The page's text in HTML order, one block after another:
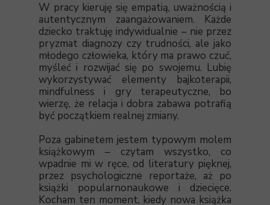
W pracy kieruję się empatią, uważnością i
autentycznym zaangażowaniem. Każde
dziecko traktuję indywidualnie – nie przez
pryzmat diagnozy czy trudności, ale jako
młodego człowieka, który ma prawo czuć,
myśleć i rozwijać się po swojemu. Lubię
wykorzystywać elementy bajkoterapii,
mindfulness i gry terapeutyczne, bo
wierzę, że relacja i dobra zabawa potrafią
być początkiem realnej zmiany.
Poza gabinetem jestem typowym molem
książkowym – czytam wszystko, co
wpadnie mi w ręce, od literatury pięknej,
przez psychologiczne reportaże, aż po
książki popularnonaukowe i dziecięce.
Kocham ten moment, kiedy nowa książka